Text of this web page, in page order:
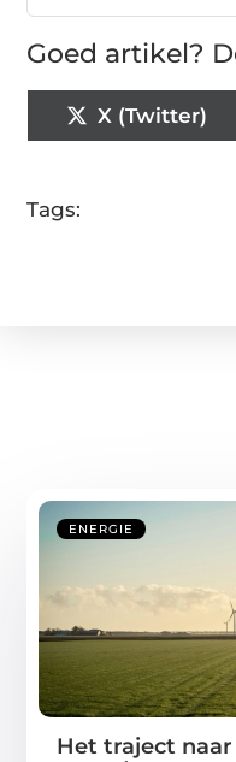
Goed artikel?
X (Twitter)
Tags:
ENERGIE
Het traject